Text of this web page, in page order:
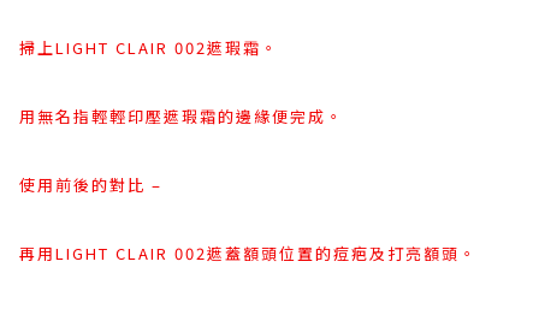
掃上LIGHT CLAIR 002遮瑕霜。
用無名指輕輕印壓遮瑕霜的邊緣便完成。
使用前後的對比 –
再用LIGHT CLAIR 002遮蓋額頭位置的痘疤及打亮額頭。